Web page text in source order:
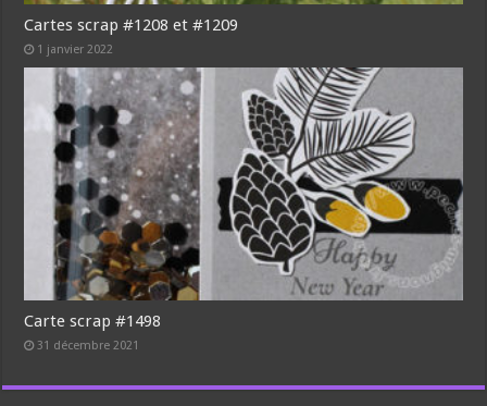
Cartes scrap #1208 et #1209
1 janvier 2022
Carte scrap #1498
31 décembre 2021